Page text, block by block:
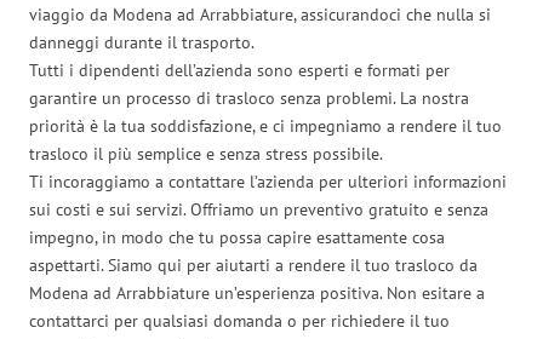
viaggio da Modena ad Arrabbiature, assicurandoci che nulla si
danneggi durante il trasporto.
Tutti i dipendenti dell’azienda sono esperti e formati per
garantire un processo di trasloco senza problemi. La nostra
priorità è la tua soddisfazione, e ci impegniamo a rendere il tuo
trasloco il più semplice e senza stress possibile.
Ti incoraggiamo a contattare l’azienda per ulteriori informazioni
sui costi e sui servizi. Offriamo un preventivo gratuito e senza
impegno, in modo che tu possa capire esattamente cosa
aspettarti. Siamo qui per aiutarti a rendere il tuo trasloco da
Modena ad Arrabbiature un’esperienza positiva. Non esitare a
contattarci per qualsiasi domanda o per richiedere il tuo